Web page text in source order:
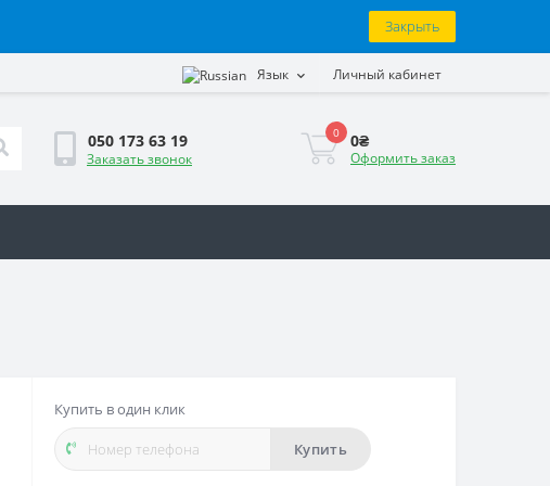
Закрыть
Язык Личный кабинет
050 173 63 19
Заказать звонок
0 0₴
Оформить заказ
Купить в один клик
Купить